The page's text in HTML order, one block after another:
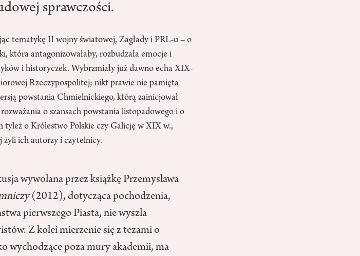
sprawczości.
tematykę II wojny światowej, Zagłady i PRL-u – o
która antagonizowałaby, rozbudzała emocje i
i historyczek. Wybrzmiały już dawno echa XIX-
Rzeczypospolitej; nikt prawie nie pamięta
powstania Chmielnickiego, którą zainicjował
o szansach powstania listopadowego i o
o Królestwo Polskie czy Galicję w XIX w.,
żyli ich autorzy i czytelnicy.
wywołana przez książkę Przemysława
(2012), dotycząca pochodzenia,
pierwszego Piasta, nie wyszła
Z kolei mierzenie się z tezami o
wychodzące poza mury akademii, ma